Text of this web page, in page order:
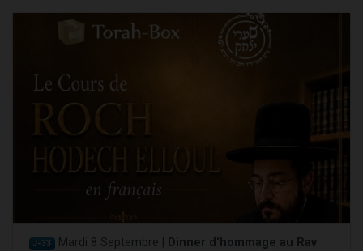
J-33 Mardi 8 Septembre |
Dinner d'hommage au Rav